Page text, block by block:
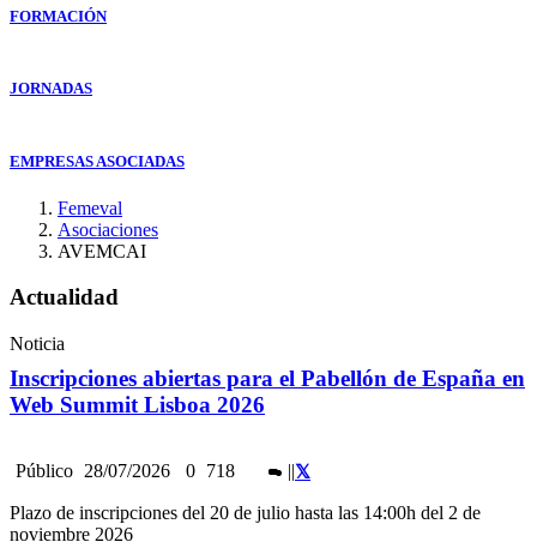
FORMACIÓN
JORNADAS
EMPRESAS ASOCIADAS
Femeval
Asociaciones
AVEMCAI
Actualidad
Noticia
Inscripciones abiertas para el Pabellón de España en
Web Summit Lisboa 2026
Público 28/07/2026 0 718 ||
Plazo de inscripciones del 20 de julio hasta las 14:00h del 2 de
noviembre 2026